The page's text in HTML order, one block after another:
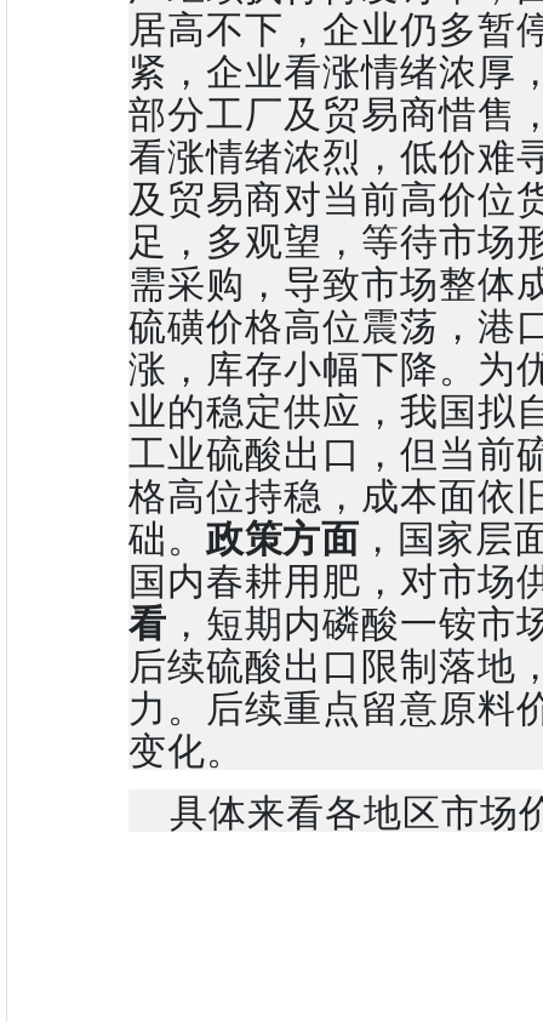
居高不下，企业仍多暂
紧，企业看涨情绪浓厚
部分工厂及贸易商惜售
看涨情绪浓烈，低价难
及贸易商对当前高价位
足，多观望，等待市场
需采购，导致市场整体
硫磺价格高位震荡，港
涨，库存小幅下降。为
业的稳定供应，我国拟
工业硫酸出口，但当前
格高位持稳，成本面依
础。 政策方面 ，国家层
国内春耕用肥，对市场
看 ，短期内磷酸一铵
后续硫酸出口限制落地
力。后续重点留意原料
变化。
具体来看各地区市场